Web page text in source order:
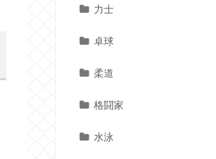
力士
卓球
柔道
格闘家
水泳